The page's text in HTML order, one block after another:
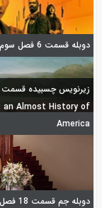
دوبله قسمت 6 فصل سوم اضافه شد
زیرنویس چسبیده قسمت
an Almost History of
America
دوبله جم قسمت 18 فصل اول اضافه شد